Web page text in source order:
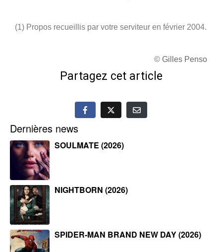
(1) Propos recueillis par votre serviteur en février 2004.
© Gilles Penso
Partagez cet article
Dernières news
SOULMATE (2026)
NIGHTBORN (2026)
SPIDER-MAN BRAND NEW DAY (2026)